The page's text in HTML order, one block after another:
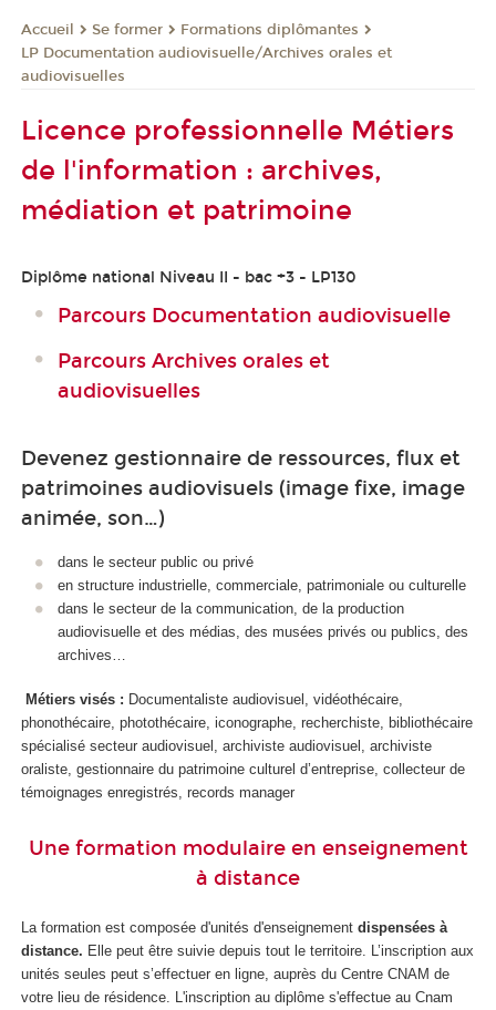
Accueil Se former
Formations diplômantes
LP Documentation audiovisuelle/Archives orales et
audiovisuelles
Licence professionnelle Métiers
de l'information : archives,
médiation et patrimoine
Diplôme national Niveau II - bac +3 - LP130
Parcours Documentation audiovisuelle
Parcours Archives orales et
audiovisuelles
Devenez gestionnaire de ressources, flux et
patrimoines audiovisuels (image fixe, image
animée, son…)
dans le secteur public ou privé
en structure industrielle, commerciale, patrimoniale ou culturelle
dans le secteur de la communication, de la production
audiovisuelle et des médias, des musées privés ou publics, des
archives…
Métiers visés : Documentaliste audiovisuel, vidéothécaire,
phonothécaire, photothécaire, iconographe, recherchiste, bibliothécaire
spécialisé secteur audiovisuel, archiviste audiovisuel, archiviste
oraliste, gestionnaire du patrimoine culturel d’entreprise, collecteur de
témoignages enregistrés, records manager
Une formation modulaire en enseignement
à distance
La formation est composée d'unités d'enseignement dispensées à
distance. Elle peut être suivie depuis tout le territoire. L’inscription aux
unités seules peut s’effectuer en ligne, auprès du Centre CNAM de
votre lieu de résidence. L'inscription au diplôme s'effectue au Cnam